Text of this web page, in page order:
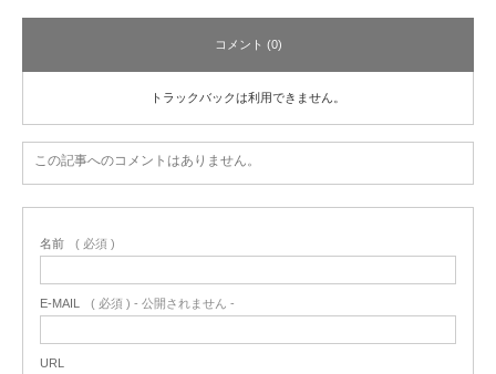
コメント (0)
トラックバックは利用できません。
この記事へのコメントはありません。
名前 ( 必須 )
E-MAIL ( 必須 ) - 公開されません -
URL